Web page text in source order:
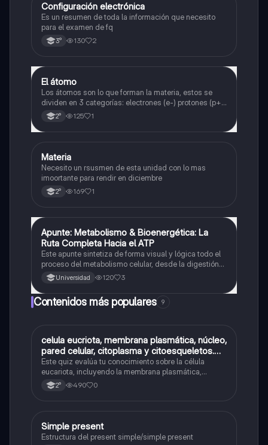
Física
Configuración electrónica
Es un resumen de toda la información que necesito
para el examen de fq
3° 130 2
Física
El átomo
Los átomos son lo que forman la materia, estos se
dividen en 3 categorías: electrones (e-) protones (p+)
y neutrones (n⁰).
2° 125 1
Física
Materia
Necesito un rsusmen de esta unidad con lo mas
imoortante para rendir en diciembre
2° 169 1
Química
Apunte: Metabolismo & Bioenergética: La
Ruta Completa Hacia el ATP
Este apunte sintetiza de forma visual y lógica todo el
proceso del metabolismo celular, desde la digestión
de nutrientes hasta la producción de ATP. Perfecto
para estudiantes que quieren entender cómo se
transforma la energía en el cuerpo humano
Universidad 120 3
Contenidos más populares 9
CBiología
celula eucriota, membrana plasmática, núcleo,
pared celular, citoplasma y citoesqueletos.
nombre se las partes de la celula eucariota
Este quiz evalúa tu conocimiento sobre la célula
eucariota, incluyendo la membrana plasmática,
núcleo, pared celular, citoplasma y citoesqueleto.
2° 490 0
Inglés
Simple present
Estructura del present simple/simple present